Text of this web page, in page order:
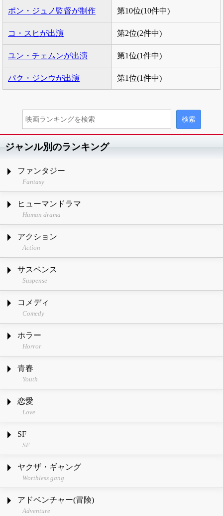
ポン・ジュノ監督が制作 第10位(10件中)
コ・スヒが出演 第2位(2件中)
ユン・チェムンが出演 第1位(1件中)
パク・ジンウが出演 第1位(1件中)
ジャンル別のランキング
ファンタジー
Fantasy
ヒューマンドラマ
Human drama
アクション
Action
サスペンス
Suspense
コメディ
Comedy
ホラー
Horror
青春
Youth
恋愛
Love
SF
SF
ヤクザ・ギャング
Worthless gang
アドベンチャー(冒険)
Adventure